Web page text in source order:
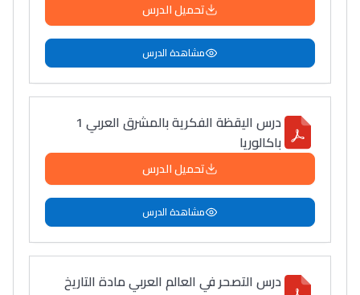
تحميل الدرس
مشاهدة الدرس
درس اليقظة الفكرية بالمشرق العربي 1
باكالوريا
تحميل الدرس
مشاهدة الدرس
درس التصحر في العالم العربي مادة التاريخ